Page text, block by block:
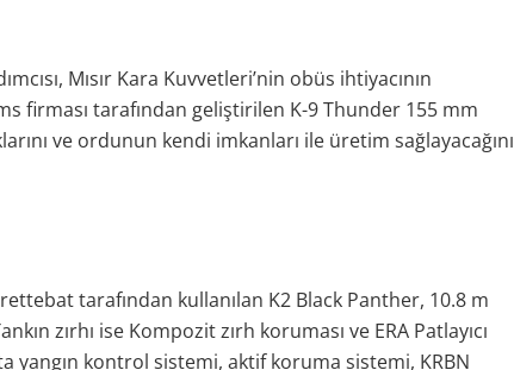
Mısır Kara Kuvvetleri’nin obüs ihtiyacının
firması tarafından geliştirilen K-9 Thunder 155 mm
ve ordunun kendi imkanları ile üretim sağlayacağını
tarafından kullanılan K2 Black Panther, 10.8 m
zırhı ise Kompozit zırh koruması ve ERA Patlayıcı
yangın kontrol sistemi, aktif koruma sistemi, KRBN